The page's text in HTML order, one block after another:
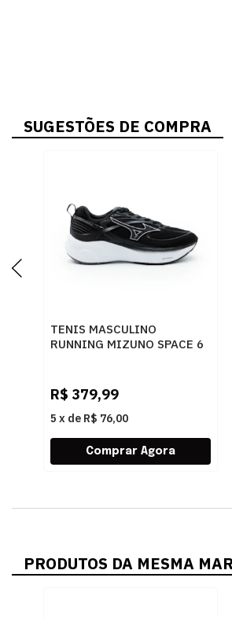
SUGESTÕES DE COMPRA
TENIS MASCULINO
RUNNING MIZUNO SPACE 6
R$ 379,99
5 x de R$ 76,00
PRODUTOS DA MESMA